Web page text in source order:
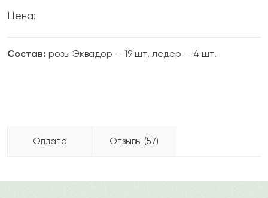
Цена:
Состав: розы Эквадор — 19 шт, ледер — 4 шт.
Оплата Отзывы (57)
К 2024-05-31
Клементина